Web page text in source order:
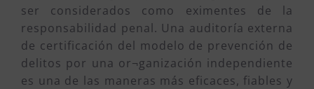
ser considerados como eximentes de la
responsabilidad penal. Una auditoría externa
de certificación del modelo de prevención de
delitos por una or¬ganización independiente
es una de las maneras más eficaces, fiables y